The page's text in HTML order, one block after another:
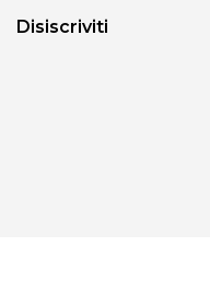
Disiscriviti